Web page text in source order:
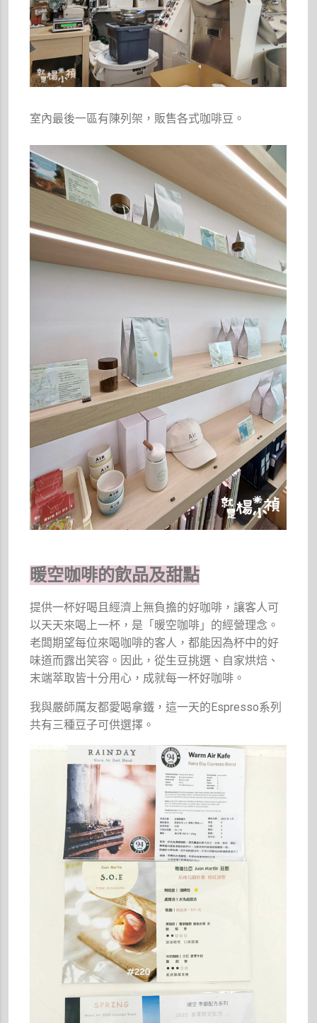
室內最後一區有陳列架，販售各式咖啡豆。
暖空咖啡的飲品及甜點
提供一杯好喝且經濟上無負擔的好咖啡，讓客人可
以天天來喝上一杯，是「暖空咖啡」的經營理念。
老闆期望每位來喝咖啡的客人，都能因為杯中的好
味道而露出笑容。因此，從生豆挑選、自家烘焙、
末端萃取皆十分用心，成就每一杯好咖啡。
我與嚴師厲友都愛喝拿鐵，這一天的Espresso系列
共有三種豆子可供選擇。